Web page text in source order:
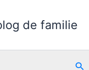
de familie